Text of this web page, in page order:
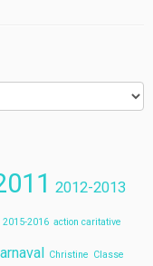
2012-2013
2015-2016 action caritative
Christine Classe